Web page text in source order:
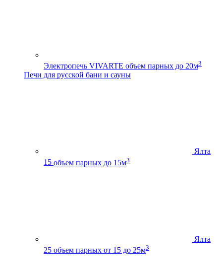
Электропечь VIVARTE объем парных до 20м3
Печи для русской бани и сауны
Ялта
15 объем парных до 15м3
Ялта
25 объем парных от 15 до 25м3